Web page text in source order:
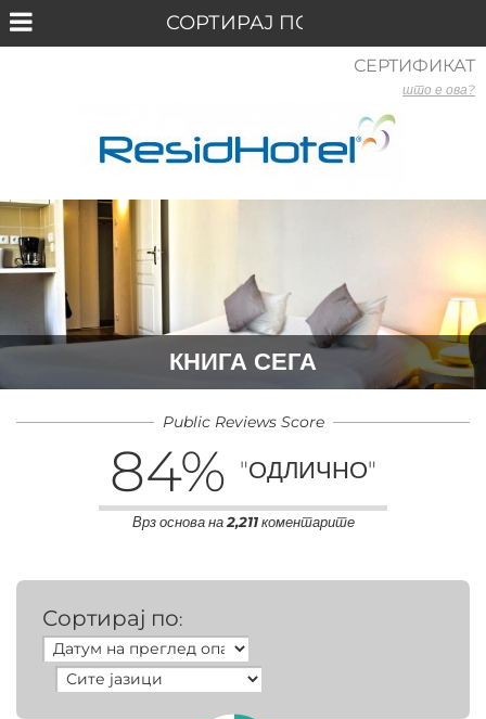
КНИГА СЕГА
Public Reviews Score
84% "ОДЛИЧНО"
Врз основа на2,211коментарите
Сортирај по:
СЕРТИФИКАТ
што е ова?